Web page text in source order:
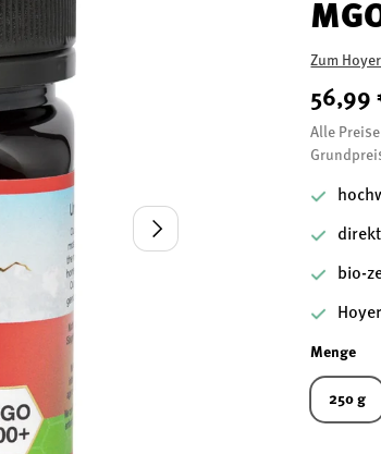
Nächste
Zum
56,99
Alle
bio-
Menge
250 g